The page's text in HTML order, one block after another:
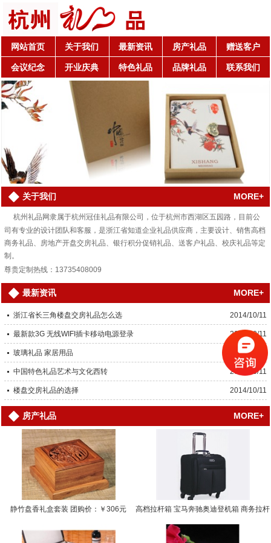
网站首页 关于我们 最新资讯 房产礼品 赠送客户
会议纪念 开业庆典 特色礼品 品牌礼品 联系我们
关于我们 MORE+
杭州礼品网隶属于杭州冠佳礼品有限公司，位于杭州市西湖区五园路，目前公
司有专业的设计团队和客服，是浙江省知道企业礼品供应商，主要设计、销售高档
商务礼品、房地产开盘交房礼品、银行积分促销礼品、送客户礼品、校庆礼品等定
制。
尊贵定制热线：13735408009
最新资讯 MORE+
浙江省长三角楼盘交房礼品怎么选 2014/10/11
最新款3G 无线WIFI插卡移动电源登录 2014/10/11
玻璃礼品 家居用品 2014/10/11
中国特色礼品艺术与文化西转 2014/10/11
楼盘交房礼品的选择 2014/10/11
房产礼品 MORE+
静竹盘香礼盒套装 团购价：￥306元 高档拉杆箱 宝马奔驰奥迪登机箱 商务拉杆
箱… 团购价：￥0.0000元